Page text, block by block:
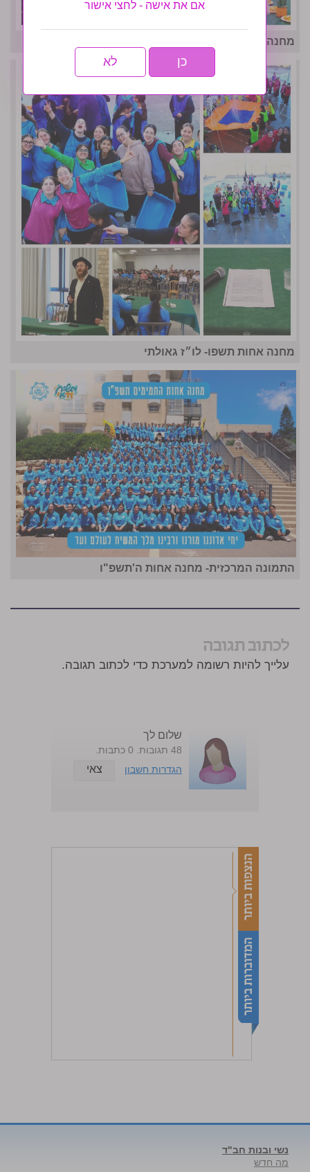
מחנה אחות המסורתי נפתח בסערה- גלריה שניה
מחנה אחות תשפו- לו״ז גאולתי
התמונה המרכזית- מחנה אחות ה'תשפ"ו
לכתוב תגובה
עלייך להיות רשומה למערכת כדי לכתוב תגובה.
שלום לך
48 תגובות. 0 כתבות.
הגדרות חשבון
צאי
אם את אישה - לחצי אישור
כן לא
נשי ובנות חב"ד
מה חדש